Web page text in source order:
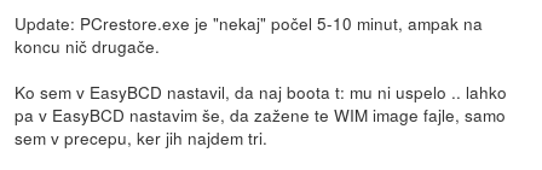
Update: PCrestore.exe je "nekaj" počel 5-10 minut, ampak na
koncu nič drugače.
Ko sem v EasyBCD nastavil, da naj boota t: mu ni uspelo .. lahko
pa v EasyBCD nastavim še, da zažene te WIM image fajle, samo
sem v precepu, ker jih najdem tri.